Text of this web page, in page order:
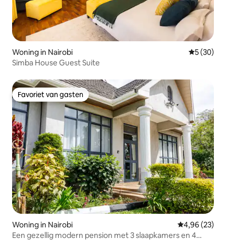
Woning in Nairobi
5 (30)
Simba House Guest Suite
Favoriet van gasten
Favoriet van gasten
Woning in Nairobi Gemiddelde
4,96 (23)
Een gezellig modern pension met 3 slaapkamers en 4